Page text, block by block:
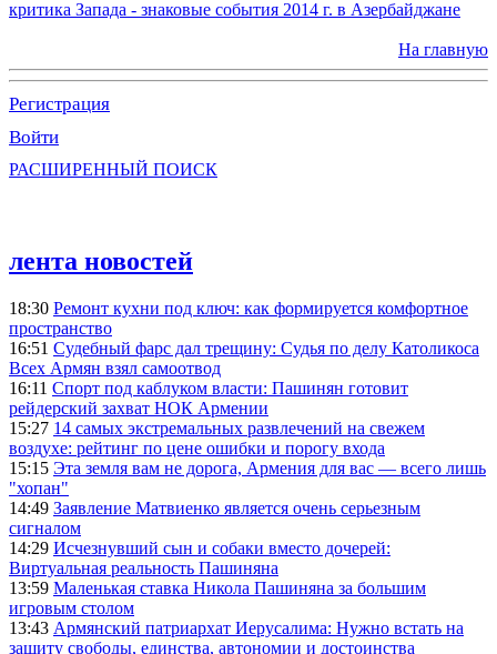
критика Запада - знаковые события 2014 г. в Азербайджане
На главную
Регистрация
Войти
РАСШИРЕННЫЙ ПОИСК
лента новостей
18:30 Ремонт кухни под ключ: как формируется комфортное
пространство
16:51 Судебный фарс дал трещину: Судья по делу Католикоса
Всех Армян взял самоотвод
16:11 Спорт под каблуком власти: Пашинян готовит
рейдерский захват НОК Армении
15:27 14 самых экстремальных развлечений на свежем
воздухе: рейтинг по цене ошибки и порогу входа
15:15 Эта земля вам не дорога, Армения для вас — всего лишь
"хопан"
14:49 Заявление Матвиенко является очень серьезным
сигналом
14:29 Исчезнувший сын и собаки вместо дочерей:
Виртуальная реальность Пашиняна
13:59 Маленькая ставка Никола Пашиняна за большим
игровым столом
13:43 Армянский патриархат Иерусалима: Нужно встать на
защиту свободы, единства, автономии и достоинства